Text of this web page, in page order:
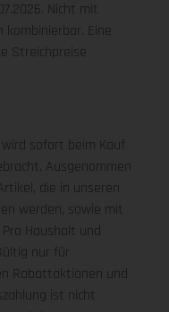
Nicht mit
kombinierbar. Eine
Streichpreise
sofort beim Kauf
Ausgenommen
die in unseren
werden, sowie mit
Haushalt und
nur für
Rabattaktionen und
ist nicht